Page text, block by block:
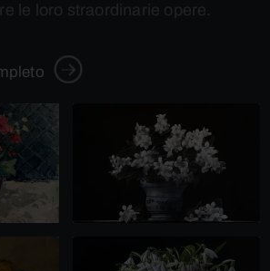
le loro straordinarie opere.